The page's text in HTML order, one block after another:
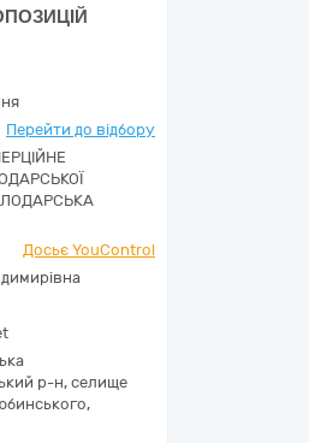
Перейти до відбору
Досьє YouControl
р-н, селище